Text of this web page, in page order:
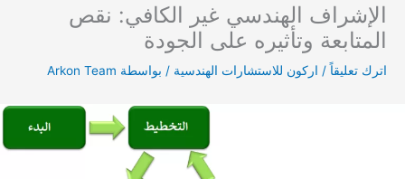
الإشراف الهندسي غير الكافي: نقص
المتابعة وتأثيره على الجودة
اترك تعليقاً / اركون للاستشارات الهندسية / بواسطة Arkon Team